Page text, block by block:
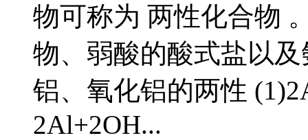
物可称为 两性化合物
物、弱酸的酸式盐以
铝、氧化铝的两性
2Al+2OH...